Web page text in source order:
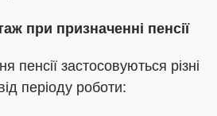
при призначенні пенсії
пенсії застосовуються різні
періоду роботи: